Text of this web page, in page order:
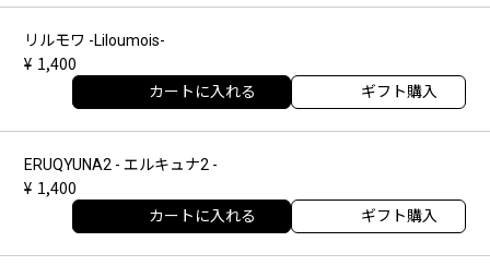
リルモワ -Liloumois-
1,400
カートに入れる ギフト購入
ERUQYUNA2 - エルキュナ2 -
1,400
カートに入れる ギフト購入